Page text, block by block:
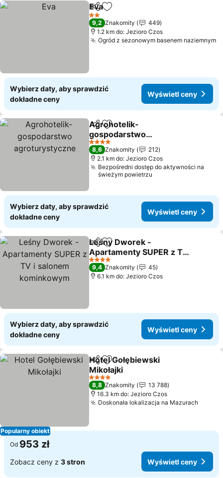
UdostępnijDodaj do ulubionych
Eva
2 Kategoria
9,2 Znakomity
449
1.2 km do: Jezioro Czos
Ogród z sezonowym basenem naziemnym
Wybierz daty, aby sprawdzić
dokładne ceny
Wyświetl ceny
Udostępnij
Dodaj do ulubionych
Agrohotelik-
gospodarstwo
agroturystyczne
4 Kategoria
8,6 Znakomity
212
2.1 km do: Jezioro Czos
Bezpośredni dostęp do aktywności na
świeżym powietrzu
Wybierz daty, aby sprawdzić
dokładne ceny
Wyświetl ceny
Udostępnij
Dodaj do ulubionych
Leśny Dworek -
Apartamenty SUPER z TV
i salonem kominkowym
4 Kategoria
9,4 Znakomity
45
6.1 km do: Jezioro Czos
Wybierz daty, aby sprawdzić
dokładne ceny
Wyświetl ceny
Popularny obiekt
Udostępnij
Dodaj do ulubionych
Hotel Gołębiewski
Mikołajki
4 Kategoria
8,8 Znakomity
13 788
16.3 km do: Jezioro Czos
Doskonała lokalizacja na Mazurach
Od 953 zł
Zobacz ceny z 3 stron Wyświetl ceny